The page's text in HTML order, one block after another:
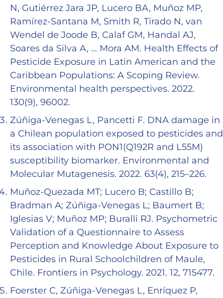
N, Gutiérrez Jara JP, Lucero BA, Muñoz MP,
Ramírez-Santana M, Smith R, Tirado N, van
Wendel de Joode B, Calaf GM, Handal AJ,
Soares da Silva A, … Mora AM. Health Effects of
Pesticide Exposure in Latin American and the
Caribbean Populations: A Scoping Review.
Environmental health perspectives. 2022.
130(9), 96002.
Zúñiga-Venegas L, Pancetti F. DNA damage in
a Chilean population exposed to pesticides and
its association with PON1(Q192R and L55M)
susceptibility biomarker. Environmental and
Molecular Mutagenesis. 2022. 63(4), 215–226.
Muñoz-Quezada MT; Lucero B; Castillo B;
Bradman A; Zúñiga-Venegas L; Baumert B;
Iglesias V; Muñoz MP; Buralli RJ. Psychometric
Validation of a Questionnaire to Assess
Perception and Knowledge About Exposure to
Pesticides in Rural Schoolchildren of Maule,
Chile. Frontiers in Psychology. 2021. 12, 715477.
Foerster C, Zúñiga-Venegas L, Enríquez P,